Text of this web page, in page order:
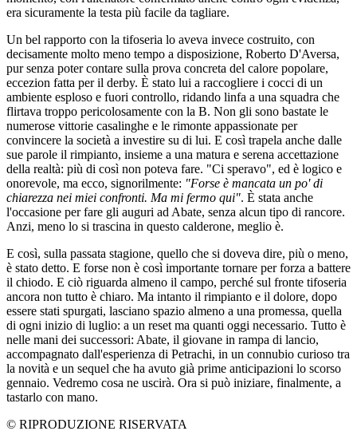
era sicuramente la testa più facile da tagliare.
Un bel rapporto con la tifoseria lo aveva invece costruito, con
decisamente molto meno tempo a disposizione, Roberto D'Aversa,
pur senza poter contare sulla prova concreta del calore popolare,
eccezion fatta per il derby. È stato lui a raccogliere i cocci di un
ambiente esploso e fuori controllo, ridando linfa a una squadra che
flirtava troppo pericolosamente con la B. Non gli sono bastate le
numerose vittorie casalinghe e le rimonte appassionate per
convincere la società a investire su di lui. E così trapela anche dalle
sue parole il rimpianto, insieme a una matura e serena accettazione
della realtà: più di così non poteva fare. "Ci speravo", ed è logico e
onorevole, ma ecco, signorilmente: "Forse è mancata un po' di
chiarezza nei miei confronti. Ma mi fermo qui". È stata anche
l'occasione per fare gli auguri ad Abate, senza alcun tipo di rancore.
Anzi, meno lo si trascina in questo calderone, meglio è.
E così, sulla passata stagione, quello che si doveva dire, più o meno,
è stato detto. E forse non è così importante tornare per forza a battere
il chiodo. E ciò riguarda almeno il campo, perché sul fronte tifoseria
ancora non tutto è chiaro. Ma intanto il rimpianto e il dolore, dopo
essere stati spurgati, lasciano spazio almeno a una promessa, quella
di ogni inizio di luglio: a un reset ma quanti oggi necessario. Tutto è
nelle mani dei successori: Abate, il giovane in rampa di lancio,
accompagnato dall'esperienza di Petrachi, in un connubio curioso tra
la novità e un sequel che ha avuto già prime anticipazioni lo scorso
gennaio. Vedremo cosa ne uscirà. Ora si può iniziare, finalmente, a
tastarlo con mano.
© RIPRODUZIONE RISERVATA